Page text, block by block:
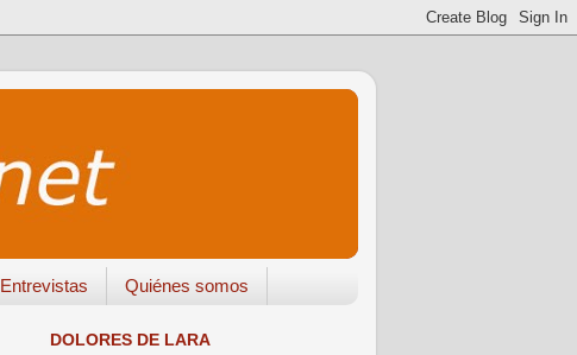
Entrevistas Quiénes somos
DOLORES DE LARA